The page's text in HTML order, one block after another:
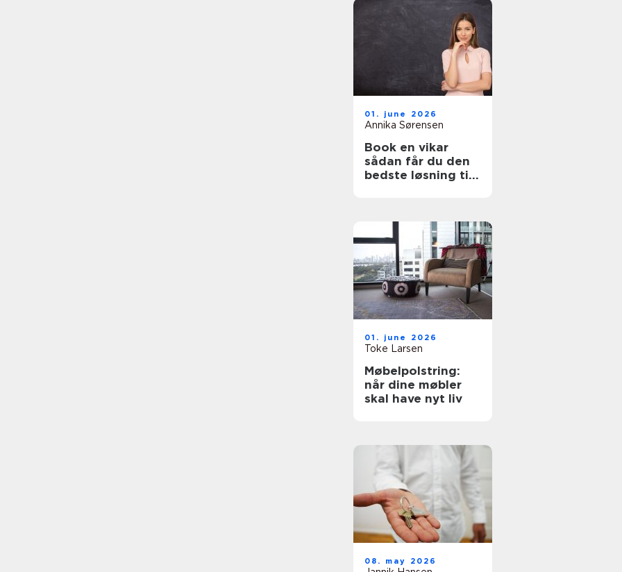
01. june 2026
Annika Sørensen
Book en vikar
sådan får du den
bedste løsning til
01. june 2026
Toke Larsen
Møbelpolstring:
når dine møbler
skal have nyt liv
08. may 2026